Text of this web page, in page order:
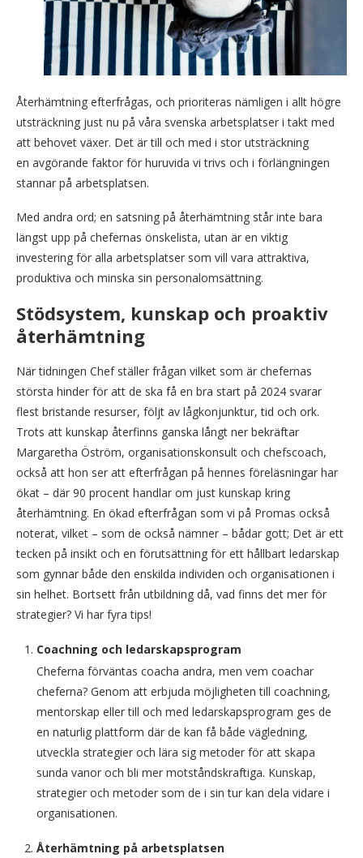
Återhämtning efterfrågas, och prioriteras nämligen i allt högre
utsträckning just nu på våra svenska arbetsplatser i takt med
att behovet växer. Det är till och med i stor utsträckning
en avgörande faktor för huruvida vi trivs och i förlängningen
stannar på arbetsplatsen.
Med andra ord; en satsning på återhämtning står inte bara
längst upp på chefernas önskelista, utan är en viktig
investering för alla arbetsplatser som vill vara attraktiva,
produktiva och minska sin personalomsättning.
Stödsystem, kunskap och proaktiv
återhämtning
När tidningen Chef ställer frågan vilket som är chefernas
största hinder för att de ska få en bra start på 2024 svarar
flest bristande resurser, följt av lågkonjunktur, tid och ork.
Trots att kunskap återfinns ganska långt ner bekräftar
Margaretha Öström, organisationskonsult och chefscoach,
också att hon ser att efterfrågan på hennes föreläsningar har
ökat – där 90 procent handlar om just kunskap kring
återhämtning. En ökad efterfrågan som vi på Promas också
noterat, vilket – som de också nämner – bådar gott; Det är ett
tecken på insikt och en förutsättning för ett hållbart ledarskap
som gynnar både den enskilda individen och organisationen i
sin helhet. Bortsett från utbildning då, vad finns det mer för
strategier? Vi har fyra tips!
Coachning och ledarskapsprogram
Cheferna förväntas coacha andra, men vem coachar
cheferna? Genom att erbjuda möjligheten till coachning,
mentorskap eller till och med ledarskapsprogram ges de
en naturlig plattform där de kan få både vägledning,
utveckla strategier och lära sig metoder för att skapa
sunda vanor och bli mer motståndskraftiga. Kunskap,
strategier och metoder som de i sin tur kan dela vidare i
organisationen.
Återhämtning på arbetsplatsen